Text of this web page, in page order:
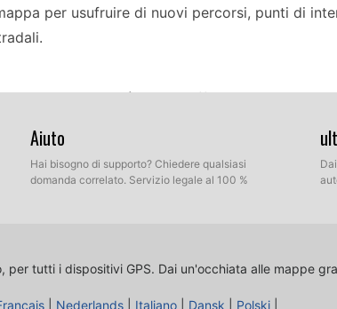
per usufruire di nuovi percorsi, punti di
GPS Airis T4 può essere effettuato tramite
i file delle mappe più recenti dal portale
tramite USB o inserire la scheda SD
Aiuto
Hai bisogno di supporto? Chiedere qualsiasi
domanda correlato. Servizio legale al 100 %
per tutti i dispositivi GPS. Dai un'occhiata alle mappe
Nederlands Italiano Dansk Polski